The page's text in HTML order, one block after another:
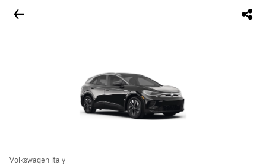
Volkswagen Italy